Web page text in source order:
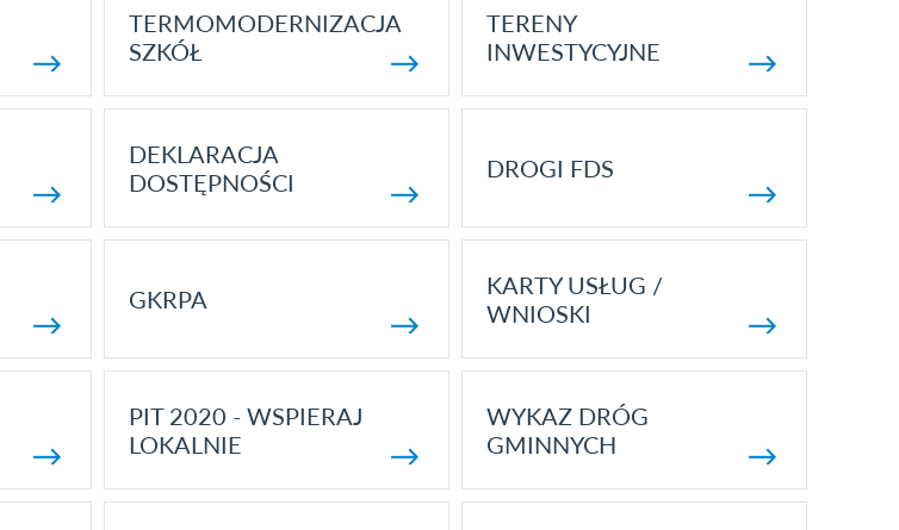
TERMOMODERNIZACJA
SZKÓŁ
TERENY
INWESTYCYJNE
DEKLARACJA
DOSTĘPNOŚCI
DROGI FDS
GKRPA
KARTY USŁUG /
WNIOSKI
PIT 2020 - WSPIERAJ
LOKALNIE
WYKAZ DRÓG
GMINNYCH